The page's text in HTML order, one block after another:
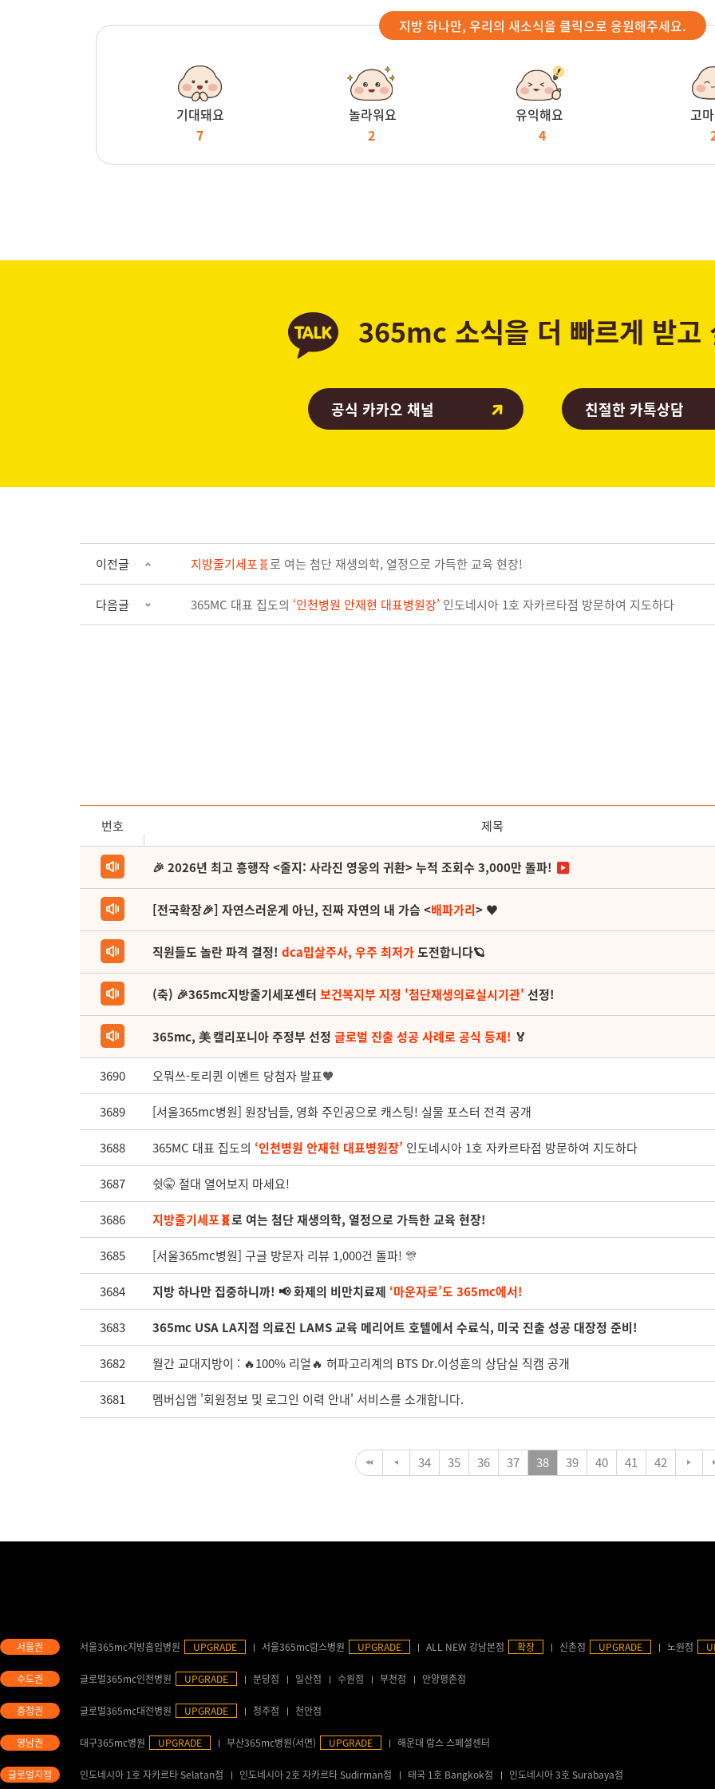
지방 하나만, 우리의 새소식을 클릭으로 응원해주세요.
기대돼요
7
놀라워요
2
유익해요
4
고
365mc 소식을 더 빠르게 받고
공식 카카오 채널 친절한 카톡상담
이전글 지방줄기세포🧬로 여는 첨단 재생의학, 열정으로 가득한 교육 현장!
다음글 365MC 대표 집도의 ‘인천병원 안재현 대표병원장’ 인도네시아 1호 자카르타점 방문하여 지도하다
번호 제목
🎉 2026년 최고 흥행작 <줄지: 사라진 영웅의 귀환> 누적 조회수 3,000만 돌파!
[전국확장🎉] 자연스러운게 아닌, 진짜 자연의 내 가슴 <배파가리> ♥
직원들도 놀란 파격 결정! dca밉살주사, 우주 최저가도전합니다🪐
(축) 🎉365mc지방줄기세포센터 보건복지부 지정 '첨단재생의료실시기관' 선정!
365mc, 美 캘리포니아 주정부 선정 글로벌 진출 성공 사례로 공식 등재! 🏅
3690 오뭐쓰-토리퀸 이벤트 당첨자 발표🧡
3689 [서울365mc병원] 원장님들, 영화 주인공으로 캐스팅! 실물 포스터 전격 공개
3688 365MC 대표 집도의 ‘인천병원 안재현 대표병원장’ 인도네시아 1호 자카르타점 방문하여 지도하다
3687 쉿🤫 절대 열어보지 마세요!
3686 지방줄기세포🧬로 여는 첨단 재생의학, 열정으로 가득한 교육 현장!
3685 [서울365mc병원] 구글 방문자 리뷰 1,000건 돌파! 🎊
3684 지방 하나만 집중하니까! 📢 화제의 비만치료제 ‘마운자로’도 365mc에서!
3683 365mc USA LA지점 의료진 LAMS 교육 메리어트 호텔에서 수료식, 미국 진출 성공 대장정 준비!
3682 월간 교대지방이 : 🔥100% 리얼🔥 허파고리계의 BTS Dr.이성훈의 상담실 직캠 공개
3681 멤버십앱 '회원정보 및 로그인 이력 안내' 서비스를 소개합니다.
34 35 36 37 38 39 40 41 42
서울365mc지방흡입병원 UPGRADE 서울365mc람스병원 UPGRADE ALL NEW 강남본점 확장 신촌점 UPGRADE 노원점
글로벌365mc인천병원 UPGRADE 분당점 일산점 수원점 부천점 안양평촌점
글로벌365mc대전병원 UPGRADE 청주점 천안점
대구365mc병원 UPGRADE 부산365mc병원(서면) UPGRADE 해운대 람스 스페셜센터
인도네시아 1호 자카르타 Selatan점 인도네시아 2호 자카르타 Sudirman점 태국 1호 Bangkok점 인도네시아 3호 Surabaya점